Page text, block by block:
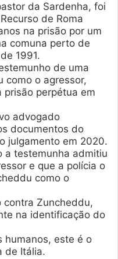
da Sardenha, foi
de Roma
na prisão por um
comuna perto de
1991.
de uma
como o agressor,
prisão perpétua em
advogado
documentos do
julgamento em 2020.
a testemunha admitiu
e que a polícia o
como o
contra Zuncheddu,
na identificação do
humanos, este é o
de Itália.